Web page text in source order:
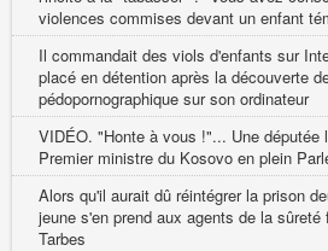
violences commises devant un enfant
Il commandait des viols d'enfants sur
placé en détention après la découverte
pédopornographique sur son ordinateur
VIDÉO. "Honte à vous !"... Une
Premier ministre du Kosovo en plein
Alors qu'il aurait dû réintégrer la prison
jeune s'en prend aux agents de la sûreté
Tarbes